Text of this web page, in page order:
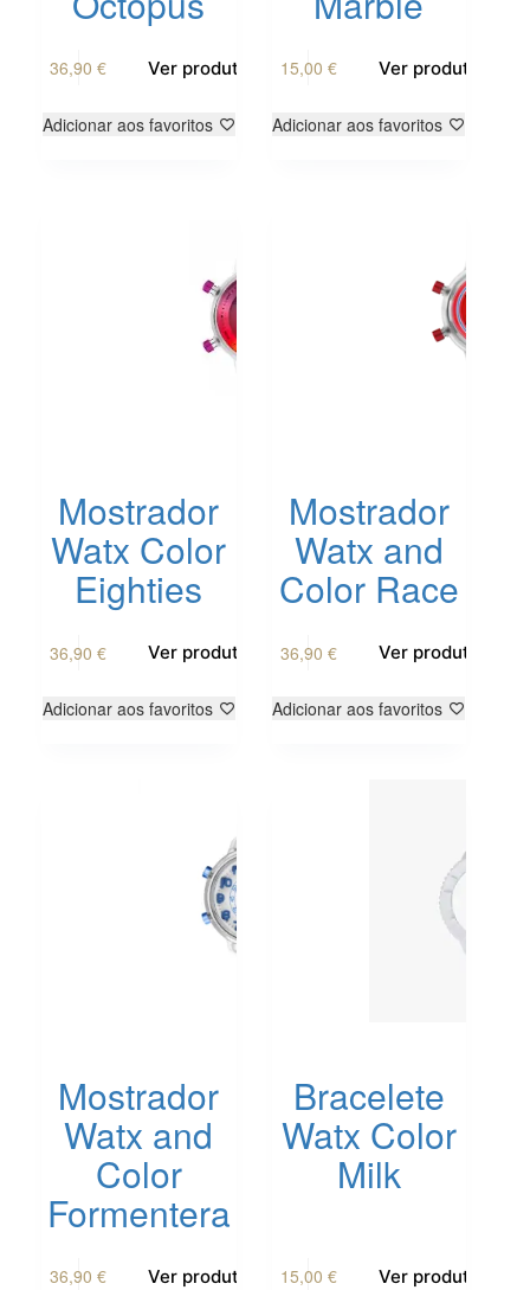
36,90€ Ver produto
Adicionar aos favoritos
15,00 € Ver produto
Adicionar aos favoritos
Mostrador
Watx Color
Eighties
36,90€ Ver produto
Adicionar aos favoritos
Mostrador
Watx and
Color Race
36,90 € Ver produto
Adicionar aos favoritos
Mostrador
Watx and
Color
Formentera
36,90€ Ver produto
Bracelete
Watx Color
Milk
15,00 € Ver produto